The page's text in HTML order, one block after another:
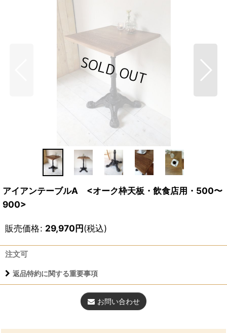
アイアンテーブルA <オーク枠天板・飲食店用・500〜
900>
販売価格: 29,970円(税込)
注文可
返品特約に関する重要事項
お問い合わせ